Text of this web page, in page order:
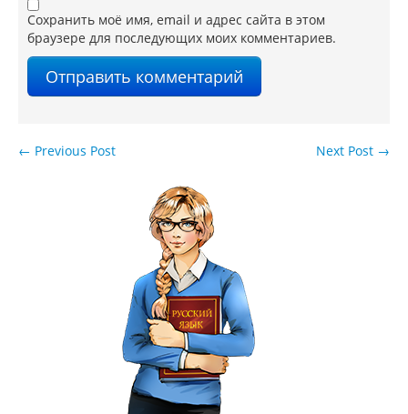
Сохранить моё имя, email и адрес сайта в этом
браузере для последующих моих комментариев.
Next Post →
← Previous Post